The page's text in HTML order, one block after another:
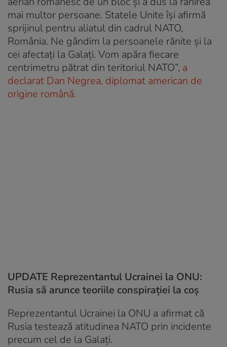
mai multor persoane. Statele Unite îşi afirmă
sprijinul pentru aliatul din cadrul NATO,
România. Ne gândim la persoanele rănite şi la
cei afectaţi la Galaţi. Vom apăra fiecare
centrimetru pătrat din teritoriul NATO”, a
declarat Dan Negrea, diplomat american de
origine română.
UPDATE Reprezentantul Ucrainei la ONU:
Rusia să arunce teoriile conspirației la coș
Reprezentantul Ucrainei la ONU a afirmat că
Rusia testează atitudinea NATO prin incidente
precum cel de la Galați.